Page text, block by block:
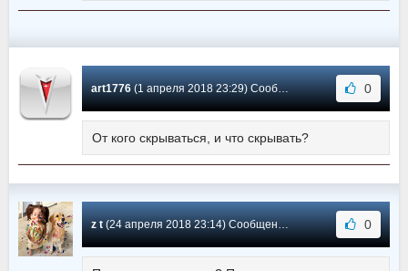
art1776(1 апреля 2018 23:29) Сообщение #23 0
От кого скрываться, и что скрывать?
z t(24 апреля 2018 23:14) Сообщение #22 0